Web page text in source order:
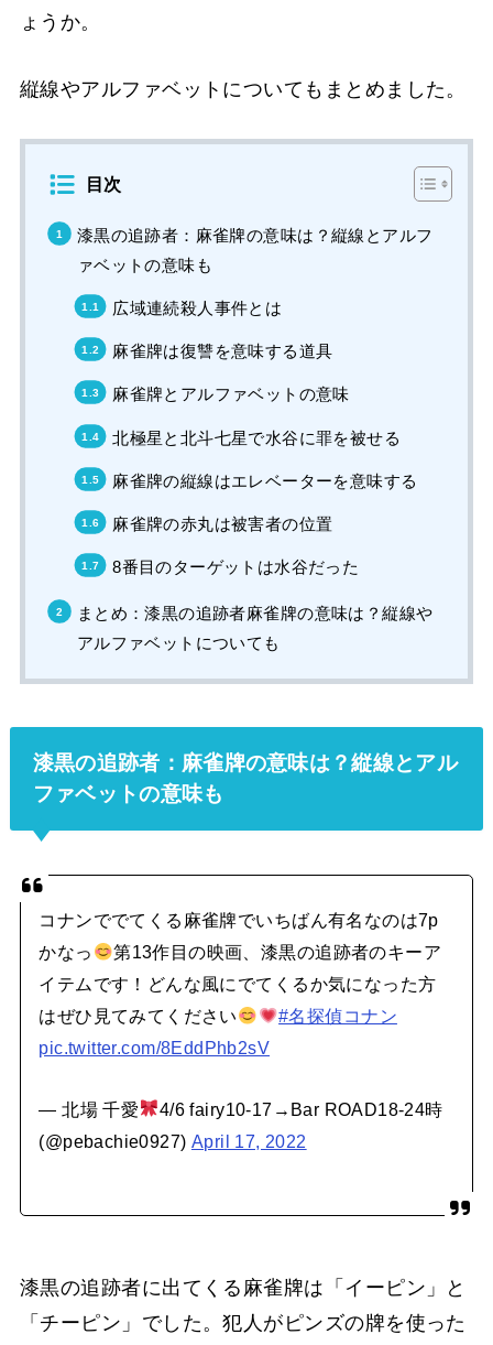
ょうか。
縦線やアルファベットについてもまとめました。
目次
漆黒の追跡者：麻雀牌の意味は？縦線とアルフ
ァベットの意味も
広域連続殺人事件とは
麻雀牌は復讐を意味する道具
麻雀牌とアルファベットの意味
北極星と北斗七星で水谷に罪を被せる
麻雀牌の縦線はエレベーターを意味する
麻雀牌の赤丸は被害者の位置
8番目のターゲットは水谷だった
まとめ：漆黒の追跡者麻雀牌の意味は？縦線や
アルファベットについても
漆黒の追跡者：麻雀牌の意味は？縦線とアル
ファベットの意味も
コナンででてくる麻雀牌でいちばん有名なのは7p
かなっ
第13作目の映画、漆黒の追跡者のキーア
イテムです！どんな風にでてくるか気になった方
はぜひ見てみてください
#名探偵コナン
pic.twitter.com/8EddPhb2sV
— 北場 千愛
4/6 fairy10-17→Bar ROAD18-24時
(@pebachie0927) April 17, 2022
漆黒の追跡者に出てくる麻雀牌は「イーピン」と
「チーピン」でした。犯人がピンズの牌を使った